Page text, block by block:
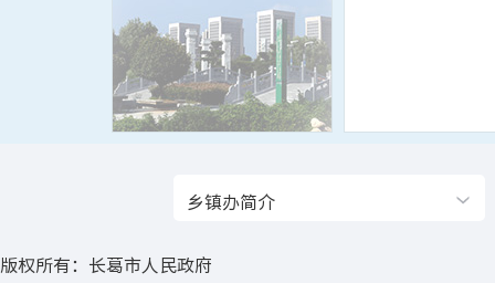
乡镇办简介
版权所有：长葛市人民政府